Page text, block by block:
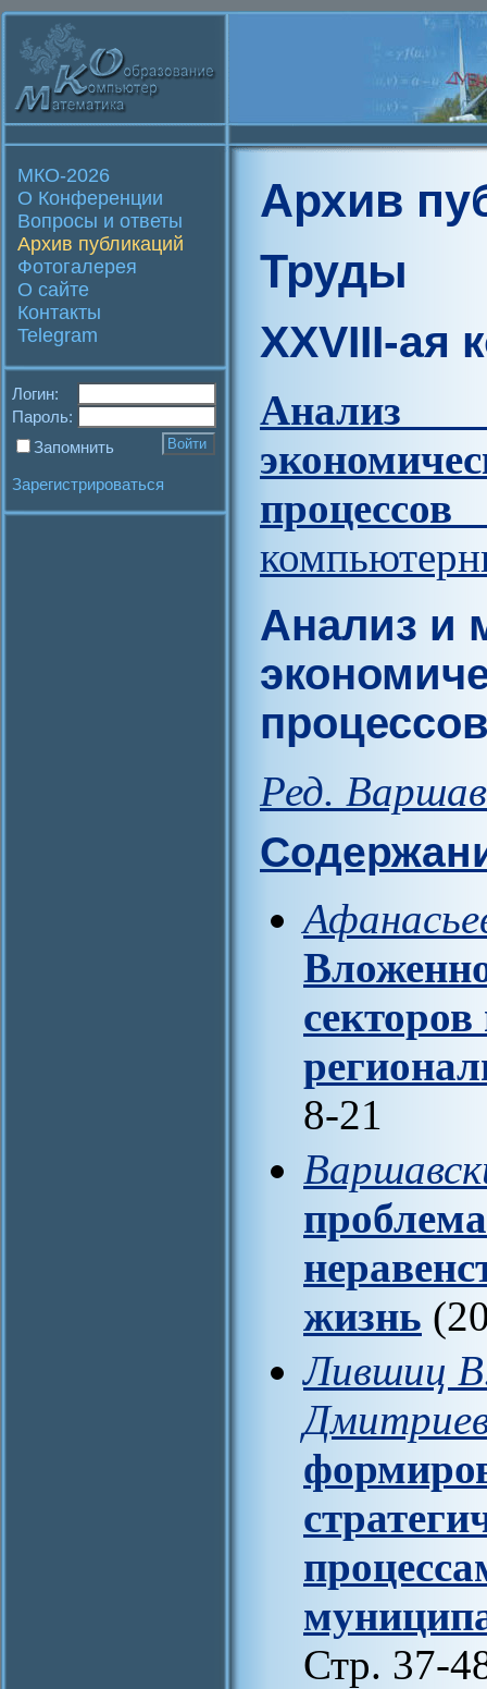
МКО-2026
О Конференции
Вопросы и ответы
Архив публикаций
Фотогалерея
О сайте
Контакты
Telegram
Логин:
Пароль:
Запомнить
Зарегистрироваться
Архив
Труды
XXVIII-ая
процессов
Анализ и
Ред.
8-21
жизнь
Лившиц
Стр. 37-